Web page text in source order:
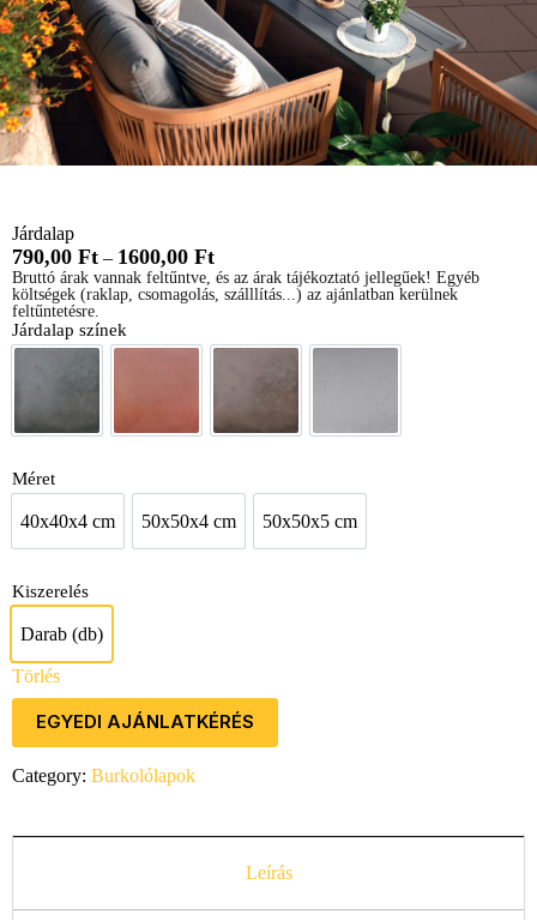
Járdalap
790,00 Ft – 1600,00 Ft
Bruttó árak vannak feltűntve, és az árak tájékoztató jellegűek! Egyéb
költségek (raklap, csomagolás, szálllítás...) az ajánlatban kerülnek
feltűntetésre.
Járdalap színek
Méret
40x40x4 cm40x40x4 cm50x50x4 cm50x50x4 cm50x50x5 cm
50x50x5 cm
Kiszerelés
Darab (db)
Darab (db)
Törlés
EGYEDI AJÁNLATKÉRÉS
Category: Burkolólapok
Leírás